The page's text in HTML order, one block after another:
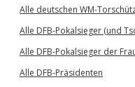
Alle deutschen WM-
Alle DFB-Pokalsieger (und
Alle DFB-Pokalsieger der
Alle DFB-Präsidenten